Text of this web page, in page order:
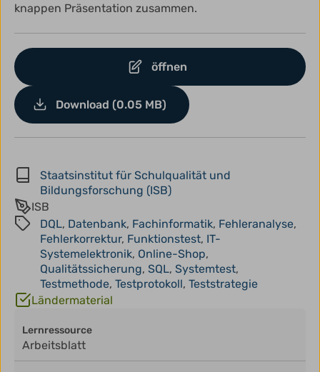
knappen Präsentation zusammen.
öffnen
Download (0.05 MB)
Staatsinstitut für Schulqualität und
Bildungsforschung (ISB)
ISB
DQL, Datenbank, Fachinformatik, Fehleranalyse,
Fehlerkorrektur, Funktionstest, IT-
Systemelektronik, Online-Shop,
Qualitätssicherung, SQL, Systemtest,
Testmethode, Testprotokoll, Teststrategie
Ländermaterial
Lernressource
Arbeitsblatt